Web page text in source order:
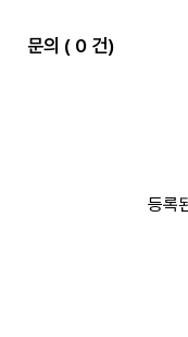
문의 ( 0 건)
등록